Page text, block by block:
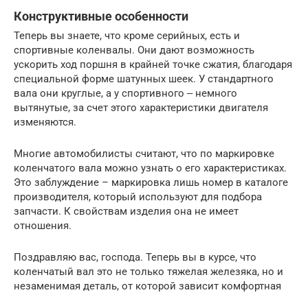
Конструктивные особенности
Теперь вы знаете, что кроме серийных, есть и
спортивные коленвалы. Они дают возможность
ускорить ход поршня в крайней точке сжатия, благодаря
специальной форме шатунных шеек. У стандартного
вала они круглые, а у спортивного ‒ немного
вытянутые, за счет этого характеристики двигателя
изменяются.
Многие автомобилисты считают, что по маркировке
коленчатого вала можно узнать о его характеристиках.
Это заблуждение – маркировка лишь номер в каталоге
производителя, который используют для подбора
запчасти. К свойствам изделия она не имеет
отношения.
Поздравляю вас, господа. Теперь вы в курсе, что
коленчатый вал это не только тяжелая железяка, но и
незаменимая деталь, от которой зависит комфортная